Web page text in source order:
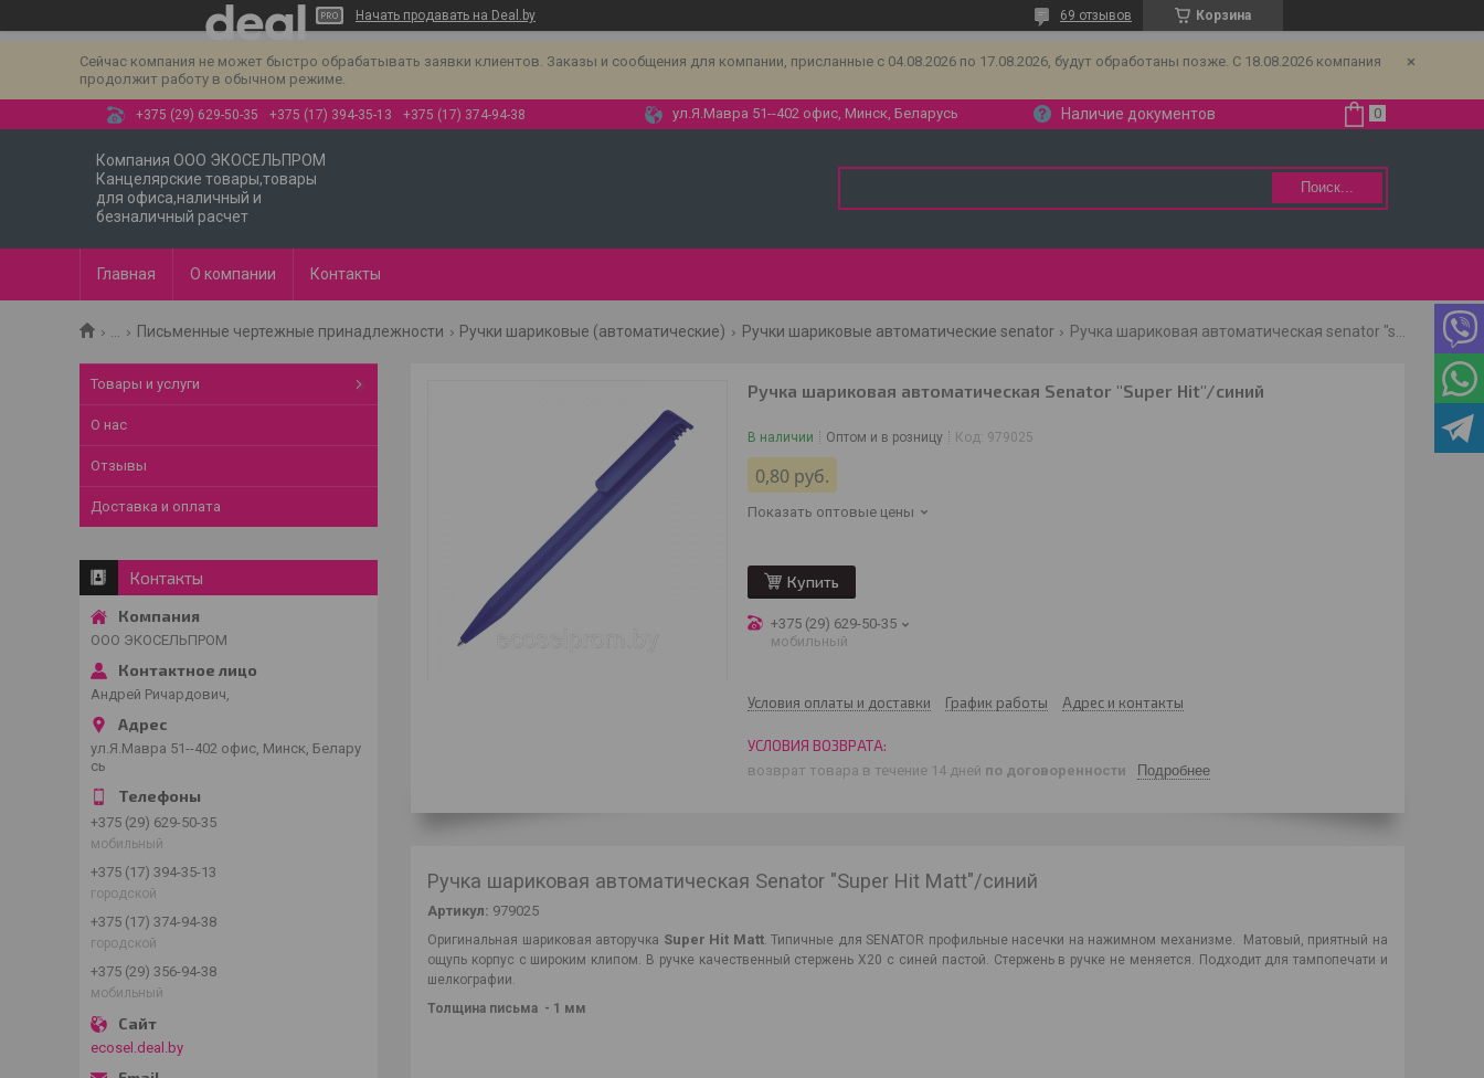
Начать продавать на Deal.by Корзина
69 отзывов
Сейчас компания не может быстро обрабатывать заявки клиентов. Заказы и сообщения для компании, присланные с 04.08.2026 по 17.08.2026, будут обработаны позже. С 18.08.2026 компания
продолжит работу в обычном режиме.
+375 (29) 629-50-35 +375 (17) 394-35-13 +375 (17) 374-94-38 ул.Я.Мавра 51--402 офис, Минск, Беларусь Наличие документов
Компания ООО ЭКОСЕЛЬПРОМ
Канцелярские товары,товары
для офиса,наличный и
безналичный расчет
Поиск...
Главная О компании Контакты
Письменные чертежные принадлежности Ручки шариковые (автоматические) Ручки шариковые автоматические senator
Ручка шариковая автоматическая Senator "Super Hit"/синий
В наличии Оптом и в розницу Код: 979025
0,80 руб.
Показать оптовые цены
Купить
+375 (29) 629-50-35
мобильный
Условия оплаты и доставки График работы Адрес и контакты
возврат товара в течение 14 дней по договоренности Подробнее
Ручка шариковая автоматическая Senator "Super Hit Matt"/синий
Артикул: 979025
Оригинальная шариковая авторучка Super Hit Matt. Типичные для SENATOR профильные насечки на нажимном механизме. Матовый, приятный на
ощупь корпус с широким клипом. В ручке качественный стержень X20 с синей пастой. Стержень в ручке не меняется. Подходит для тампопечати и
шелкографии.
Толщина письма - 1 мм
Товары и услуги
О нас
Отзывы
Доставка и оплата
Контакты
ООО ЭКОСЕЛЬПРОМ
Андрей Ричардович,
ул.Я.Мавра 51--402 офис, Минск, Белару
сь
+375 (29) 629-50-35
мобильный
+375 (17) 394-35-13
городской
+375 (17) 374-94-38
городской
+375 (29) 356-94-38
мобильный
ecosel.deal.by